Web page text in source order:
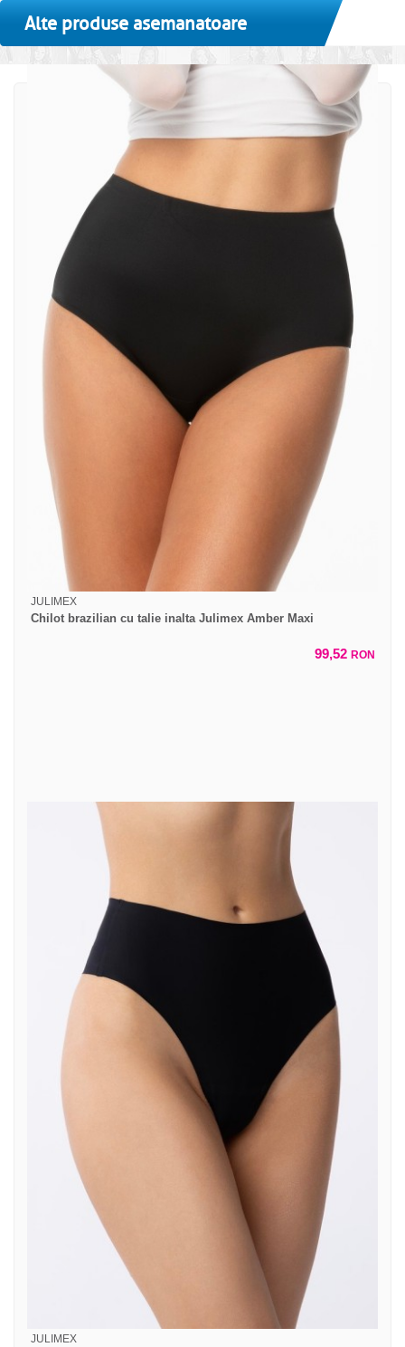
Alte produse asemanatoare
JULIMEX
Chilot brazilian cu talie inalta Julimex Amber Maxi
99,52 RON
JULIMEX